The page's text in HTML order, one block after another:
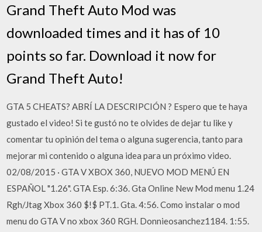
Grand Theft Auto Mod was
downloaded times and it has of 10
points so far. Download it now for
Grand Theft Auto!
GTA 5 CHEATS? ABRÍ LA DESCRIPCIÓN ? Espero que te haya
gustado el video! Si te gustó no te olvides de dejar tu like y
comentar tu opinión del tema o alguna sugerencia, tanto para
mejorar mi contenido o alguna idea para un próximo video.
02/08/2015 · GTA V XBOX 360, NUEVO MOD MENÚ EN
ESPAÑOL "1.26". GTA Esp. 6:36. Gta Online New Mod menu 1.24
Rgh/Jtag Xbox 360 $!$ PT.1. Gta. 4:56. Como instalar o mod
menu do GTA V no xbox 360 RGH. Donnieosanchez1184. 1:55.